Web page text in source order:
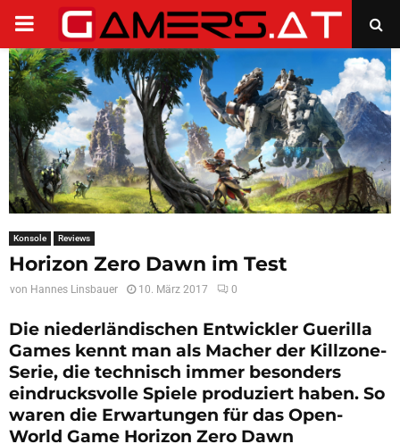
PRIMARY
MENU
Konsole Reviews
Horizon Zero Dawn im Test
von Hannes Linsbauer 10. März 2017 0
Die niederländischen Entwickler Guerilla
Games kennt man als Macher der Killzone-
Serie, die technisch immer besonders
eindrucksvolle Spiele produziert haben. So
waren die Erwartungen für das Open-
World Game Horizon Zero Dawn